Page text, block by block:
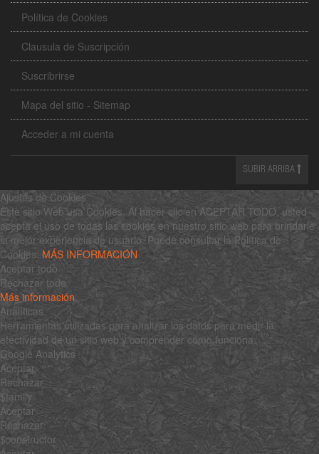
Política de Cookies
Clausula de Suscripción
Suscribrirse
Mapa del sitio - Sitemap
Acceder a mi cuenta
SUBIR ARRIBA
Ajustes de Cookies
Este sitio Web usa Cookies. Al hacer clic en ACEPTAR TODO, usted
acepta el uso de todas las cookies en nuestro sitio web para brindarle
la mejor experiencia de usuario. Puede consultar la Política de
Cookies: MÁS INFORMACIÓN
Aceptar todo
Rechazar todo
Más información
Analíticas
Herramientas utilizadas para analizar los datos para medir la
efectividad de un sitio web y comprender cómo funciona.
Google Analytics
Aceptar
Rechazar
$family
Aceptar
Rechazar
$constructor